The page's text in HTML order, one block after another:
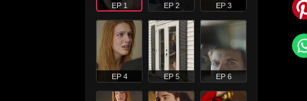
EP 1 EP 2 EP 3
EP 4 EP 5 EP 6